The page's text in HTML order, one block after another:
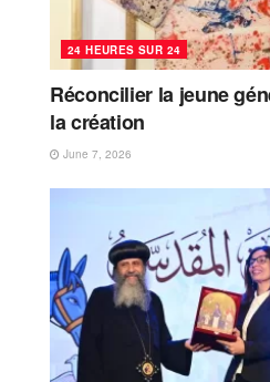
24 HEURES SUR 24
Réconcilier la jeune
la création
June 7, 2026